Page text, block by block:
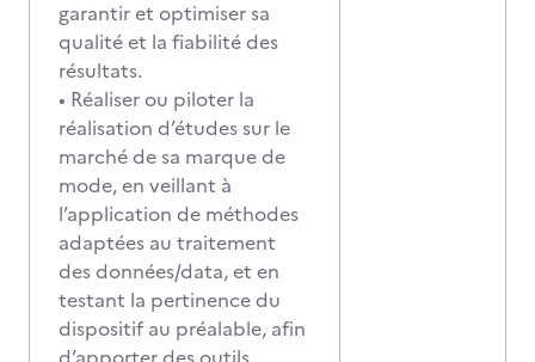
garantir et optimiser sa
qualité et la fiabilité des
résultats.
• Réaliser ou piloter la
réalisation d’études sur le
marché de sa marque de
mode, en veillant à
l’application de méthodes
adaptées au traitement
des données/data, et en
testant la pertinence du
dispositif au préalable, afin